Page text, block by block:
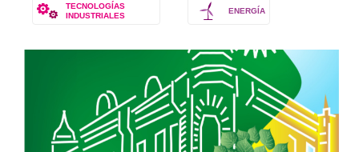
TECNOLOGÍAS
INDUSTRIALES
ENERGÍA